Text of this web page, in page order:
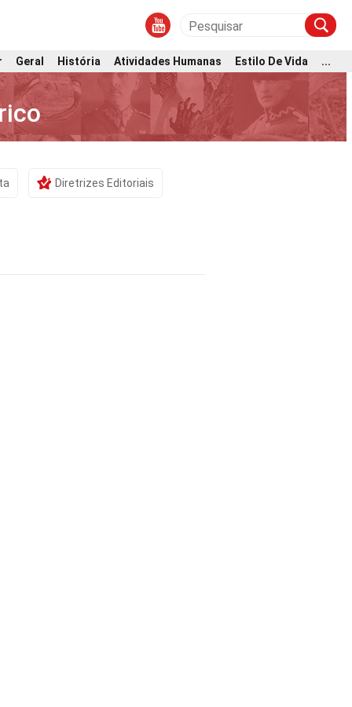
Geral História Atividades Humanas Estilo De Vida ...
Diretrizes Editoriais